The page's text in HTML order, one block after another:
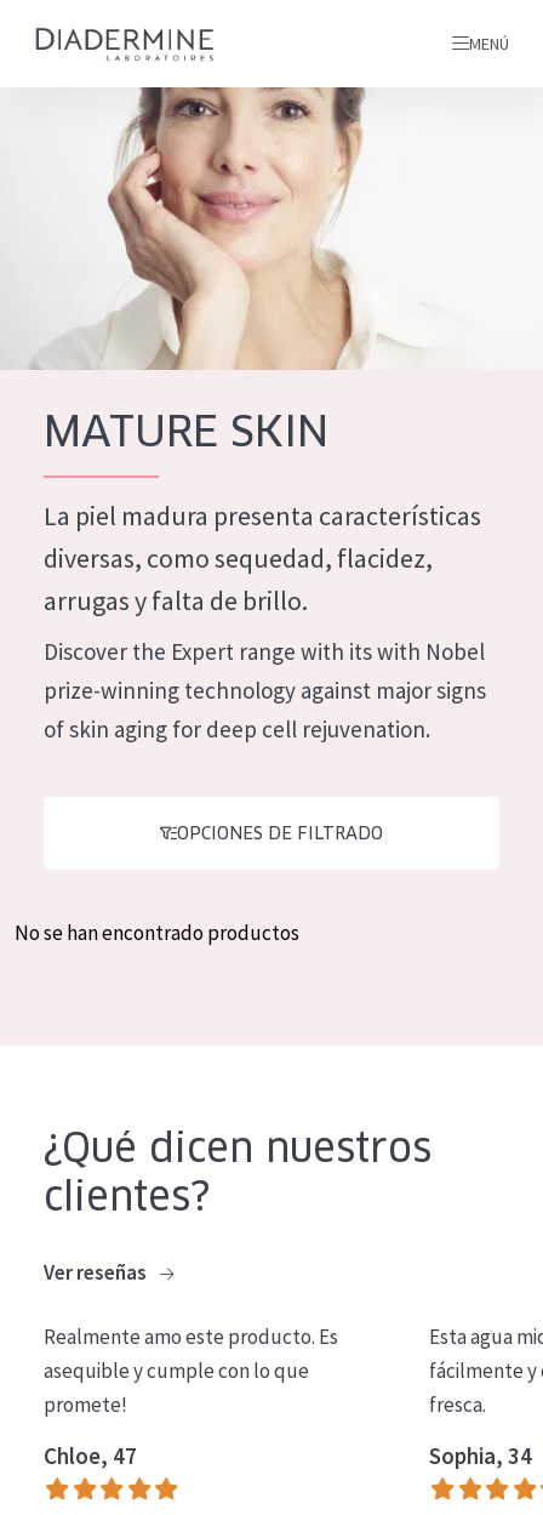
TIPO DE PRODUCTO
Hidratación y luminosidad
Reducción de arrugas
Regeneración
Firmeza
Piel menopáusica
Essentials
Lift+
Piel sensible
Piel normal y seca
Piel mixata o grasa
Piel madura
TODOS NUESTROS
PRODUCTOS
todos nuestros productos
MENÚ
INGREDIENTES
MÁS SOBRE NOSOTROS
INSPIRACIÓN
contacto
French
Spanish
Greek
MATURE SKIN
La piel madura presenta características
diversas, como sequedad, flacidez,
arrugas y falta de brillo.
Discover the Expert range with its with Nobel
prize-winning technology against major signs
of skin aging for deep cell rejuvenation.
OPCIONES DE FILTRADO
No se han encontrado productos
¿Qué dicen nuestros
clientes?
Ver reseñas
Realmente amo este producto. Es
asequible y cumple con lo que
promete!
Chloe, 47
Esta agua
fácilmente y
fresca.
Sophia, 34